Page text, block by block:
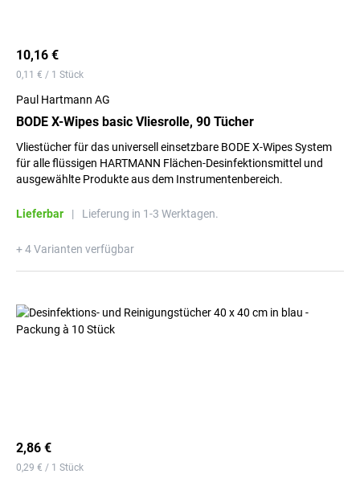
10,16 €
0,11 € / 1 Stück
Paul Hartmann AG
BODE X-Wipes basic Vliesrolle, 90 Tücher
Vliestücher für das universell einsetzbare BODE X-Wipes System
für alle flüssigen HARTMANN Flächen-Desinfektionsmittel und
ausgewählte Produkte aus dem Instrumentenbereich.
Lieferbar | Lieferung in 1-3 Werktagen.
+ 4 Varianten verfügbar
2,86 €
0,29 € / 1 Stück